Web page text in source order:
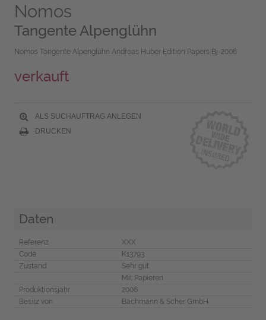
Nomos
Tangente Alpenglühn
Nomos Tangente Alpenglühn Andreas Huber Edition Papers Bj-2006
verkauft
ALS SUCHAUFTRAG ANLEGEN
DRUCKEN
Daten
Referenz
XXX
Code
K13793
Zustand
Sehr gut
Mit Papieren
Produktionsjahr
2006
Besitz von
Bachmann & Scher GmbH